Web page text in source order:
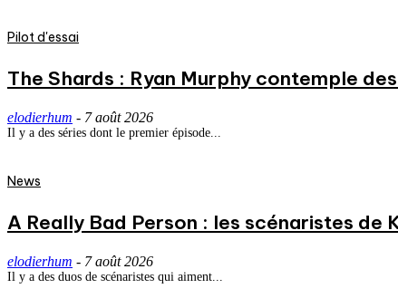
Pilot d'essai
The Shards : Ryan Murphy contemple
elodierhum - 7 août 2026
Il y a des séries dont le premier épisode...
News
A Really Bad Person : les scénaristes de
elodierhum - 7 août 2026
Il y a des duos de scénaristes qui aiment...